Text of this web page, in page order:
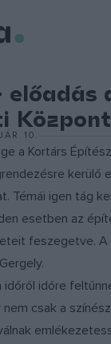
előadás
10.
a Kortárs
kerülő
Témái igen tág
esetben az
feszegetve. A
időről időre
nem csak a